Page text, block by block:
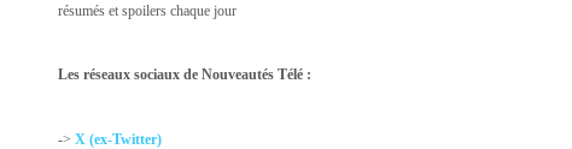
résumés et spoilers chaque jour
Les réseaux sociaux de Nouveautés Télé :
->X (ex-Twitter)